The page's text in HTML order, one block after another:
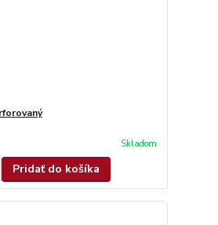
Skladom
Pridať do košíka